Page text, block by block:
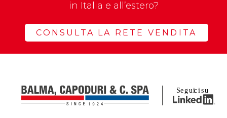
in Italia e all’estero?
CONSULTA LA RETE VENDITA